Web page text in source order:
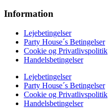
Information
Lejebetingelser
Party House´s Betingelser
Cookie og Privatlivspolitik
Handelsbetingelser
Lejebetingelser
Party House´s Betingelser
Cookie og Privatlivspolitik
Handelsbetingelser